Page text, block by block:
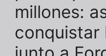
millones:
conquistar